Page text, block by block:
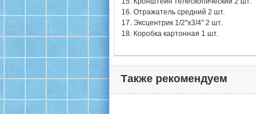
16. Отражатель средний 2 шт.
17. Эксцентрик 1/2"х3/4" 2 шт.
18. Коробка картонная 1 шт.
Также рекомендуем